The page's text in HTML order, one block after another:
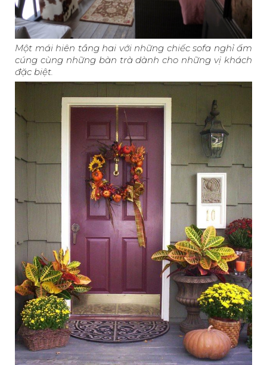
Một mái hiên tầng hai với những chiếc sofa nghỉ ấm
cúng cùng những bàn trà dành cho những vị khách
đặc biệt.